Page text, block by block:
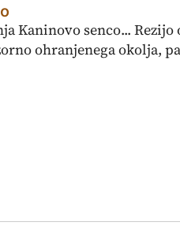
Kaninovo senco...
ohranjenega okolja,